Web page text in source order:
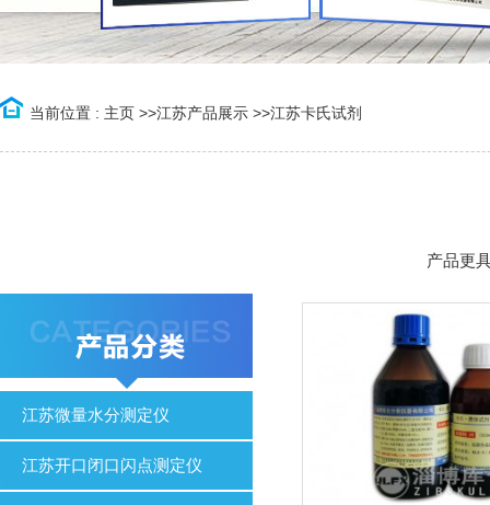
当前位置 : 主页 >>江苏产品展示 >>江苏卡氏试剂
产品更
江苏微量水分测定仪
江苏开口闭口闪点测定仪